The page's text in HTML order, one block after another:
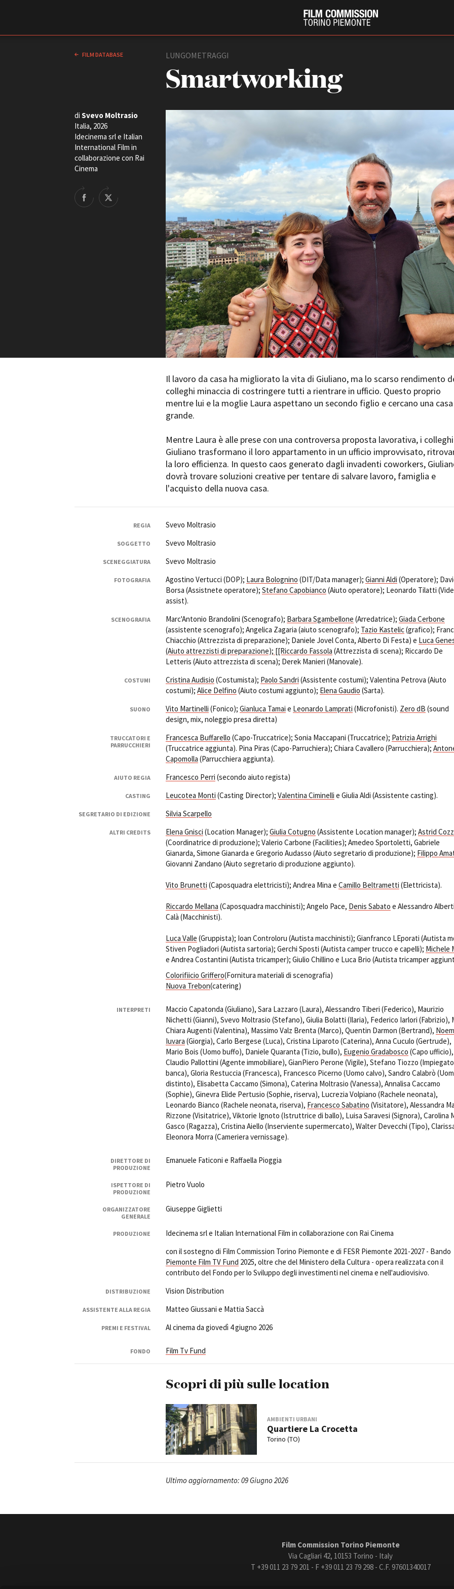
ABOUT
Chi siamo
Storia della Fondazione
Rete regionale
Bilancio sociale
Amministrazione trasparente
Bandi e gare
Sostenibilità ambientale
Servizi generali
Location scouting
Spazi nella sede FCTP
Sala Casting
FILM FUNDS
Piemonte Film Tv Fund
Piemonte Film Tv Development Fund
Short Film Fund
PRODUCTION GUIDE
Società di produzione
Strutture di servizio
Professionisti
Attrici-Attori
Beginners
LOCATION GUIDE
FILM DATABASE
BOOK DATABASE
NEWS
CASTING
Anteprime in Piemonte
TFI Torino Film Industry - Production
Days
La Grazia - Immagini e location della
Torino di Paolo Sorrentino
Open Day
Ciak in TOur!
Days
Locarno
Mostra
Festa
Torino
David di
Nastri
Premio
Lavora
Elenco
Amministrazione trasparente
FILM DATABASE LUNGOMETRAGGI
Smartworking
di Svevo Moltrasio
Italia, 2026
Idecinema srl e Italian
International Film in
collaborazione con Rai
Cinema
Il lavoro da casa ha migliorato la vita di Giuliano, ma lo scarso rendimento
colleghi minaccia di costringere tutti a rientrare in ufficio. Questo proprio
mentre lui e la moglie Laura aspettano un secondo figlio e cercano una
grande.
Mentre Laura è alle prese con una controversa proposta lavorativa, i
Giuliano trasformano il loro appartamento in un ufficio improvvisato,
la loro efficienza. In questo caos generato dagli invadenti coworkers,
dovrà trovare soluzioni creative per tentare di salvare lavoro, famiglia e
l'acquisto della nuova casa.
REGIA Svevo Moltrasio
SOGGETTO Svevo Moltrasio
SCENEGGIATURA Svevo Moltrasio
FOTOGRAFIA Agostino Vertucci (DOP); Laura Bolognino (DIT/Data manager); Gianni Aldi (Operatore);
Borsa (Assistnete operatore); Stefano Capobianco (Aiuto operatore); Leonardo Tilatti
assist).
SCENOGRAFIA Marc'Antonio Brandolini (Scenografo); Barbara Sgambellone (Arredatrice); Giada Cerbone
(assistente scenografo); Angelica Zagaria (aiuto scenografo); Tazio Kastelic(grafico);
Chiacchio (Attrezzista di preparazione); Daniele Jovel Conta, Alberto Di Festa) e Luca
(Aiuto attrezzisti di preparazione); [[Riccardo Fassola (Attrezzista di scena); Riccardo De
Letteris (Aiuto attrezzista di scena); Derek Manieri (Manovale).
COSTUMI Cristina Audisio (Costumista); Paolo Sandri (Assistente costumi); Valentina Petrova (Aiuto
costumi); Alice Delfino (Aiuto costumi aggiunto); Elena Gaudio (Sarta).
SUONO Vito Martinelli (Fonico); Gianluca Tamai e Leonardo Lamprati (Microfonisti). Zero dB (sound
design, mix, noleggio presa diretta)
TRUCCATORI E
PARRUCCHIERI
Francesca Buffarello (Capo-Truccatrice); Sonia Maccapani (Truccatrice); Patrizia Arrighi
(Truccatrice aggiunta). Pina Piras (Capo-Parruchiera); Chiara Cavallero (Parrucchiera);
Capomolla (Parrucchiera aggiunta).
AIUTO REGIA Francesco Perri (secondo aiuto regista)
CASTING Leucotea Monti (Casting Director); Valentina Ciminelli e Giulia Aldi (Assistente casting).
SEGRETARIO DI EDIZIONE Silvia Scarpello
ALTRI CREDITS Elena Gnisci (Location Manager); Giulia Cotugno (Assistente Location manager); Astrid
(Coordinatrice di produzione); Valerio Carbone (Facilities); Amedeo Sportoletti, Gabriele
Gianarda, Simone Gianarda e Gregorio Audasso (Aiuto segretario di produzione); Filippo
Giovanni Zandano (Aiuto segretario di produzione aggiunto).
Vito Brunetti (Caposquadra elettricisti); Andrea Mina e Camillo Beltrametti (Elettricista).
Riccardo Mellana (Caposquadra macchinisti); Angelo Pace, Denis Sabato e Alessandro Alberti
Calà (Macchinisti).
Luca Valle (Gruppista); Ioan Controloru (Autista macchinisti); Gianfranco LEporati (Autista
Stiven Pogliadori (Autista sartoria); Gerchi Sposti (Autista camper trucco e capelli); Michele
e Andrea Costantini (Autista tricamper); Giulio Chillino e Luca Brio (Autista tricamper
Colorifiicio Griffero(Fornitura materiali di scenografia)
Nuova Trebon(catering)
INTERPRETI
Maccio Capatonda (Giuliano), Sara Lazzaro (Laura), Alessandro Tiberi (Federico), Maurizio
Nichetti (Gianni), Svevo Moltrasio (Stefano), Giulia Bolatti (Ilaria), Federico Iarlori (Fabrizio),
Chiara Augenti (Valentina), Massimo Valz Brenta (Marco), Quentin Darmon (Bertrand),
Iuvara (Giorgia), Carlo Bergese (Luca), Cristina Liparoto (Caterina), Anna Cuculo (Gertrude),
Mario Bois (Uomo buffo), Daniele Quaranta (Tizio, bullo), Eugenio Gradabosco (Capo ufficio),
Claudio Pallottini (Agente immobiliare), GianPiero Perone (Vigile), Stefano Tiozzo (Impiegato
banca), Gloria Restuccia (Francesca), Francesco Picerno (Uomo calvo), Sandro Calabrò
distinto), Elisabetta Caccamo (Simona), Caterina Moltrasio (Vanessa), Annalisa Caccamo
(Sophie), Ginevra Elide Pertusio (Sophie, riserva), Lucrezia Volpiano (Rachele neonata),
Leonardo Bianco (Rachele neonata, riserva), Francesco Sabatino (Visitatore), Alessandra
Rizzone (Visitatrice), Viktorie Ignoto (Istruttrice di ballo), Luisa Saravesi (Signora), Carolina
Gasco (Ragazza), Cristina Aiello (Inserviente supermercato), Walter Devecchi (Tipo),
Eleonora Morra (Cameriera vernissage).
DIRETTORE DI
PRODUZIONE
Emanuele Faticoni e Raffaella Pioggia
ISPETTORE DI
PRODUZIONE
Pietro Vuolo
ORGANIZZATORE
GENERALE
Giuseppe Giglietti
PRODUZIONE
Idecinema srl e Italian International Film in collaborazione con Rai Cinema
con il sostegno di Film Commission Torino Piemonte e di FESR Piemonte 2021-2027 - Bando
Piemonte Film TV Fund 2025, oltre che del Ministero della Cultura - opera realizzata con il
contributo del Fondo per lo Sviluppo degli investimenti nel cinema e nell'audiovisivo.
DISTRIBUZIONE Vision Distribution
ASSISTENTE ALLA REGIA Matteo Giussani e Mattia Saccà
PREMI E FESTIVAL Al cinema da giovedì 4 giugno 2026
FONDO Film Tv Fund
Scopri di più sulle location
AMBIENTI URBANI
Quartiere La Crocetta
Torino (TO)
Ultimo aggiornamento: 09 Giugno 2026
Film Commission Torino Piemonte
Via Cagliari 42, 10153 Torino - Italy
T +39 011 23 79 201 - F +39 011 23 79 298 - C.F. 97601340017